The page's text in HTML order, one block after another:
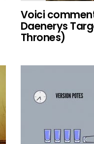
Voici
Daenerys
Thrones)